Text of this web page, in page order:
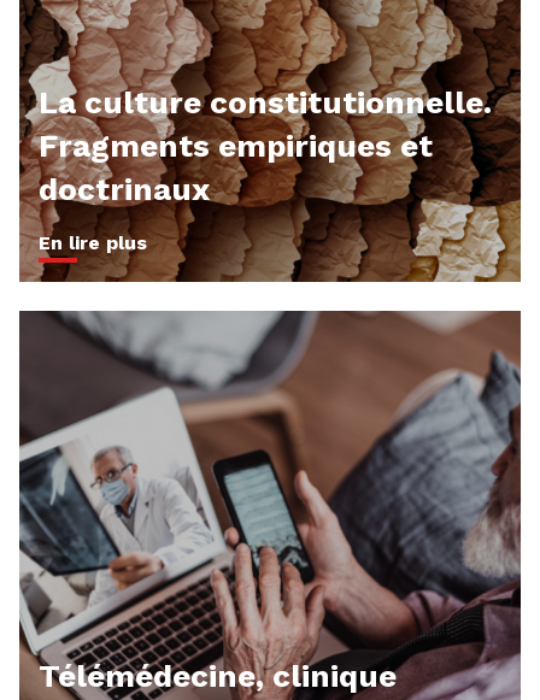
La culture constitutionnelle.
Fragments empiriques et
doctrinaux
En lire plus
Télémédecine, clinique